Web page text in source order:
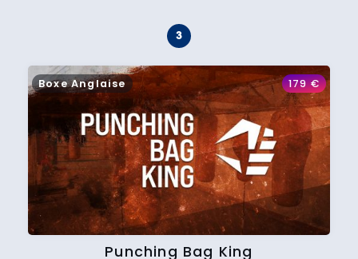
Boxe Anglaise 179€
Punching Bag King